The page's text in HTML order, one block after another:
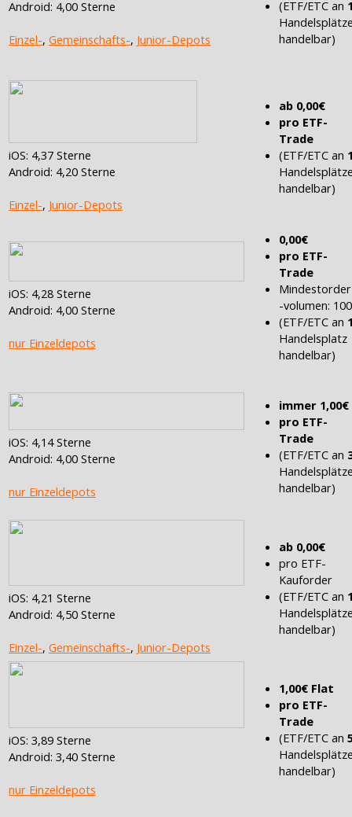
Android: 4,00 Sterne
Einzel-, Gemeinschafts-, Junior-Depots
(ETF/ETC an
handelbar)
iOS: 4,37 Sterne
Android: 4,20 Sterne
Einzel-, Junior-Depots
ab 0,00€
pro ETF-
Trade
(ETF/ETC an
handelbar)
iOS: 4,28 Sterne
Android: 4,00 Sterne
nur Einzeldepots
0,00€
pro ETF-
Trade
Mindestorder
-volumen:
(ETF/ETC an
Handelsplatz
handelbar)
iOS: 4,14 Sterne
Android: 4,00 Sterne
nur Einzeldepots
immer 1,00€
pro ETF-
Trade
(ETF/ETC an
handelbar)
iOS: 4,21 Sterne
Android: 4,50 Sterne
Einzel-, Gemeinschafts-, Junior-Depots
ab 0,00€
pro ETF-
Kauforder
(ETF/ETC an
handelbar)
iOS: 3,89 Sterne
Android: 3,40 Sterne
nur Einzeldepots
1,00€ Flat
pro ETF-
Trade
(ETF/ETC an
handelbar)